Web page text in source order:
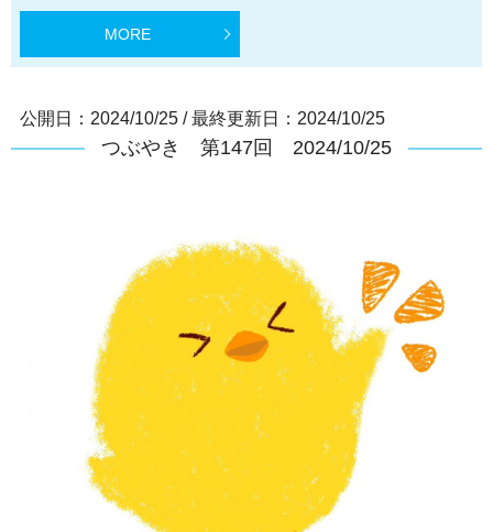
MORE
公開日：2024/10/25 /最終更新日：2024/10/25
つぶやき 第147回 2024/10/25